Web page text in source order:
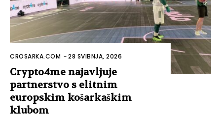
CROSARKA.COM -28 SVIBNJA, 2026
Crypto4me najavljuje
partnerstvo s elitnim
europskim košarkaškim
klubom